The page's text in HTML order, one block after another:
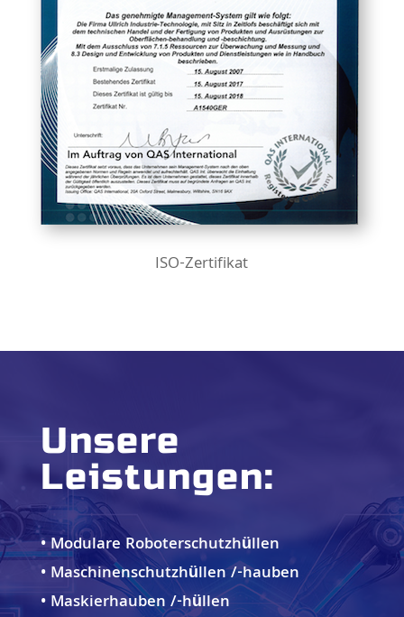
ISO-Zertifikat
Unsere
Leistungen:
• Modulare Roboterschutzhüllen
• Maschinenschutzhüllen /-hauben
• Maskierhauben /-hüllen